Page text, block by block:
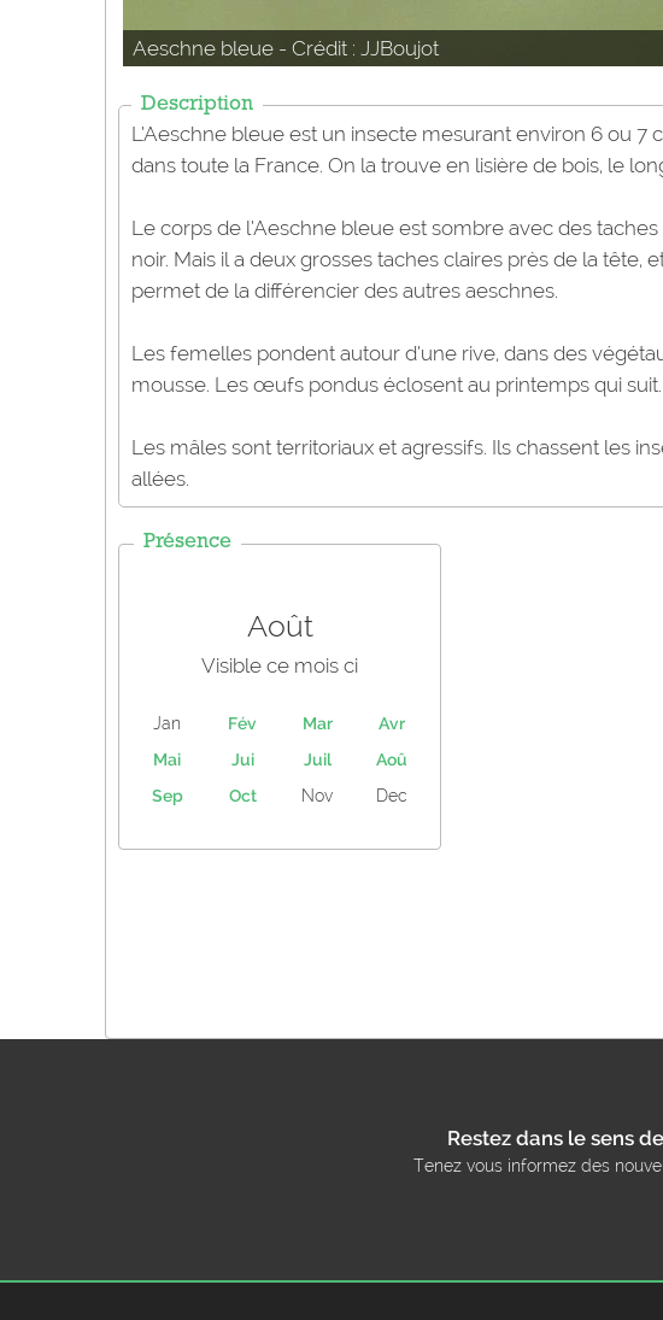
Aeschne bleue - Crédit : JJBoujot
Description
L’Aeschne bleue est un insecte mesurant environ 6 ou
dans toute la France. On la trouve en lisière de bois, le
Le corps de l’Aeschne bleue est sombre avec des
noir. Mais il a deux grosses taches claires près de la tête,
permet de la différencier des autres aeschnes.
Les femelles pondent autour d’une rive, dans des
mousse. Les œufs pondus éclosent au printemps qui suit.
Les mâles sont territoriaux et agressifs. Ils chassent les
allées.
Présence
Août
Visible ce mois ci
Jan Fév Mar
Avr
Mai
Jui Juil
Aoû
Sep
Oct Nov Dec
Restez dans le sens
Tenez vous informez des